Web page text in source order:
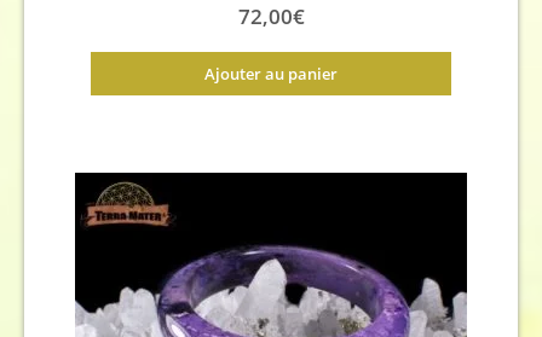
72,00€
Ajouter au panier